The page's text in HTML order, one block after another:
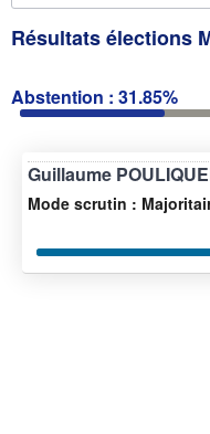
Résultats élections
Abstention : 31.85%
Guillaume
Mode scrutin :